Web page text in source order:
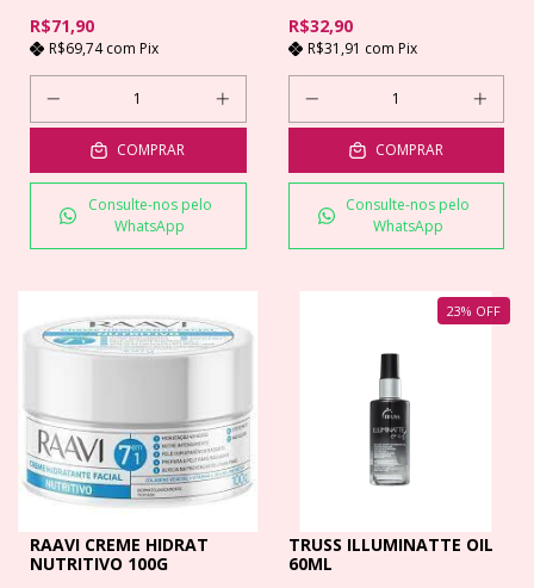
R$71,90
R$69,74com Pix
COMPRAR
Consulte-nos pelo
WhatsApp
R$32,90
R$31,91 com Pix
COMPRAR
Consulte-nos pelo
WhatsApp
RAAVI CREME HIDRAT
NUTRITIVO 100G
23% OFF
TRUSS ILLUMINATTE OIL
60ML